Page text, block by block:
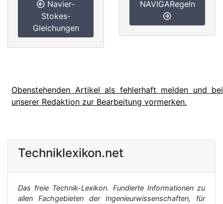
Navier-
Stokes-
Gleichungen
NAVIGARegeln
Obenstehenden Artikel als fehlerhaft melden und bei
unserer Redaktion zur Bearbeitung vormerken.
Techniklexikon.net
Das freie Technik-Lexikon. Fundierte Informationen zu
allen Fachgebieten der Ingenieurwissenschaften, für